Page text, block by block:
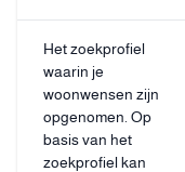
Het zoekprofiel
waarin je
woonwensen zijn
opgenomen. Op
basis van het
zoekprofiel kan